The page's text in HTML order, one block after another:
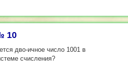
10
дво-ичное число 1001 в
счисления?